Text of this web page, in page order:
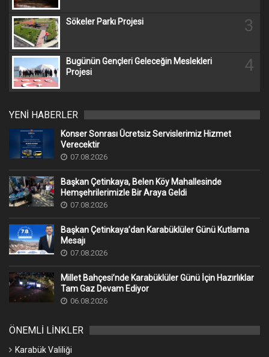
Sökeler Parkı Projesi 3
Bugünün Gençleri Geleceğin Meslekleri
Projesi
4
YENİ HABERLER
Konser Sonrası Ücretsiz Servislerimiz Hizmet
Verecektir
07.08.2026
Başkan Çetinkaya, Belen Köy Mahallesinde
Hemşehrilerimizle Bir Araya Geldi
07.08.2026
Başkan Çetinkaya’dan Karabüklüler Günü Kutlama
Mesajı
07.08.2026
Millet Bahçesi’nde Karabüklüler Günü İçin Hazırlıklar
Tam Gaz Devam Ediyor
06.08.2026
ÖNEMLİ LİNKLER
Karabük Valiliği